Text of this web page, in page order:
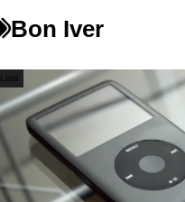
Bon Iver
Lists